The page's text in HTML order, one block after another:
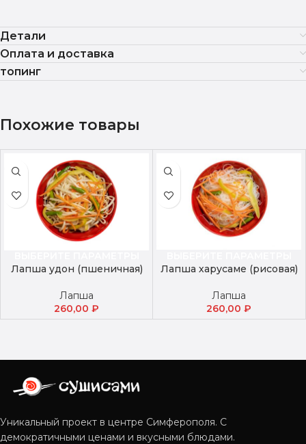
Детали
Оплата и доставка
топинг
Похожие товары
Лапша удон (пшеничная)
Лапша
260,00 ₽
Лапша харусаме (рисовая)
Лапша
260,00 ₽
Уникальный проект в центре Симферополя. С
демократичными ценами и вкусными блюдами.